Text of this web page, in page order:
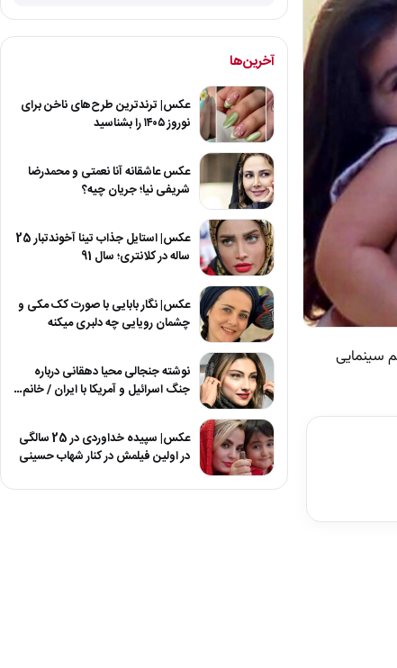
سینمایی
آخرین‌ها
عکس| ترندترین طرح‌های ناخن برای
نوروز ۱۴۰۵ را بشناسید
عکس عاشقانه آنا نعمتی و محمدرضا
شریفی نیا؛ جریان چیه؟
عکس| استایل جذاب تینا آخوندتبار 25
ساله در کلانتری؛ سال 91
عکس| نگار بابایی با صورت کک مکی و
چشمان رویایی چه دلبری میکنه
نوشته جنجالی محیا دهقانی درباره
جنگ اسرائیل و آمریکا با ایران / خانم…
عکس| سپیده خداوردی در 25 سالگی
در اولین فیلمش در کنار شهاب حسینی